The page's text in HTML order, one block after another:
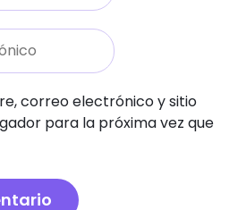
correo electrónico y sitio
para la próxima vez que